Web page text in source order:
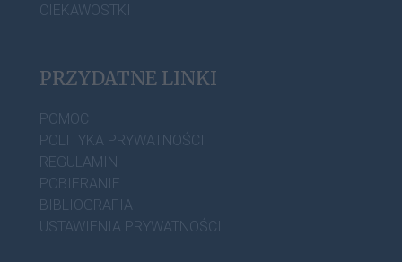
CIEKAWOSTKI
PRZYDATNE LINKI
POMOC
POLITYKA PRYWATNOŚCI
REGULAMIN
POBIERANIE
BIBLIOGRAFIA
USTAWIENIA PRYWATNOŚCI